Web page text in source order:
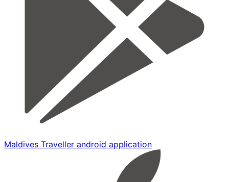
Maldives Traveller android application